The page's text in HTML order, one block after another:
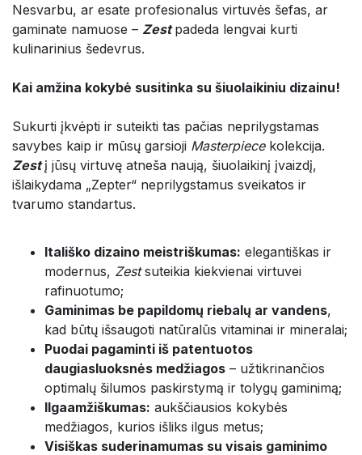
Nesvarbu, ar esate profesionalus virtuvės šefas, ar
gaminate namuose – Zest padeda lengvai kurti
kulinarinius šedevrus.
Kai amžina kokybė susitinka su šiuolaikiniu dizainu!
Sukurti įkvėpti ir suteikti tas pačias neprilygstamas
savybes kaip ir mūsų garsioji Masterpiecekolekcija.
Zest į jūsų virtuvę atneša naują, šiuolaikinį įvaizdį,
išlaikydama „Zepter“ neprilygstamus sveikatos ir
tvarumo standartus.
Itališko dizaino meistriškumas: elegantiškas ir
modernus, Zestsuteikia kiekvienai virtuvei
rafinuotumo;
Gaminimas be papildomų riebalų ar vandens,
kad būtų išsaugoti natūralūs vitaminai ir mineralai;
Puodai pagaminti iš patentuotos
daugiasluoksnės medžiagos – užtikrinančios
optimalų šilumos paskirstymą ir tolygų gaminimą;
Ilgaamžiškumas: aukščiausios kokybės
medžiagos, kurios išliks ilgus metus;
Visiškas suderinamumas su visais gaminimo